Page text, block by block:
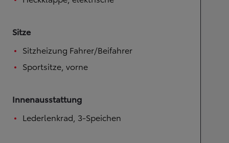
Sitze
Sitzheizung Fahrer/Beifahrer
Sportsitze, vorne
Innenausstattung
Lederlenkrad, 3-Speichen